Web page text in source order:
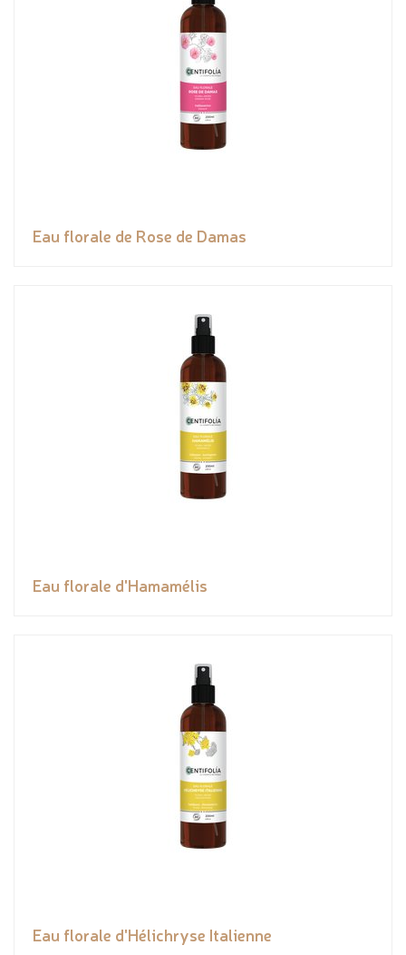
Eau florale de Rose de Damas
Eau florale d'Hamamélis
Eau florale d'Hélichryse Italienne